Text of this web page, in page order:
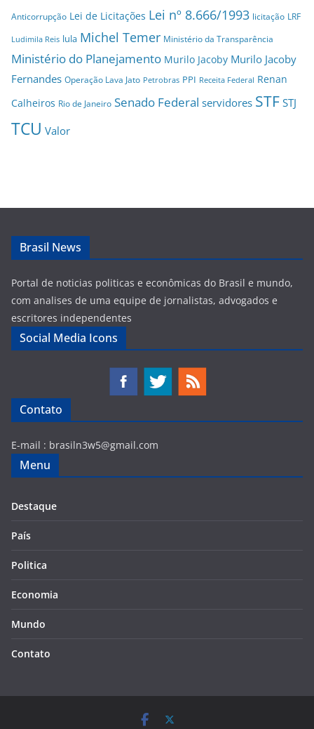
Anticorrupção Lei de Licitações Lei nº 8.666/1993 licitação LRF
Ludimila Reis lula Michel Temer Ministério da Transparência
Ministério do Planejamento Murilo Jacoby Murilo Jacoby
Fernandes Operação Lava Jato Petrobras PPI Receita Federal Renan
Calheiros Rio de Janeiro Senado Federal servidores STF STJ
TCU Valor
Brasil News
Portal de noticias politicas e econômicas do Brasil e mundo,
com analises de uma equipe de jornalistas, advogados e
escritores independentes
Social Media Icons
Contato
E-mail : brasiln3w5@gmail.com
Menu
Destaque
País
Politica
Economia
Mundo
Contato